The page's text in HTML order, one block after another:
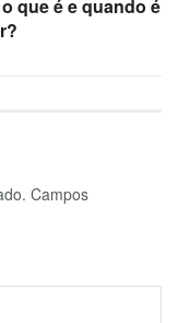
que é e quando é
Campos